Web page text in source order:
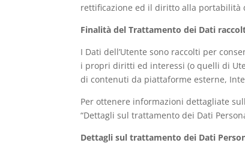
rettificazione ed il diritto alla portabilità
Finalità del Trattamento dei Dati
I Dati dell’Utente sono raccolti per
i propri diritti ed interessi (o quelli di
di contenuti da piattaforme esterne,
Per ottenere informazioni dettagliate
“Dettagli sul trattamento dei Dati
Dettagli sul trattamento dei Dati